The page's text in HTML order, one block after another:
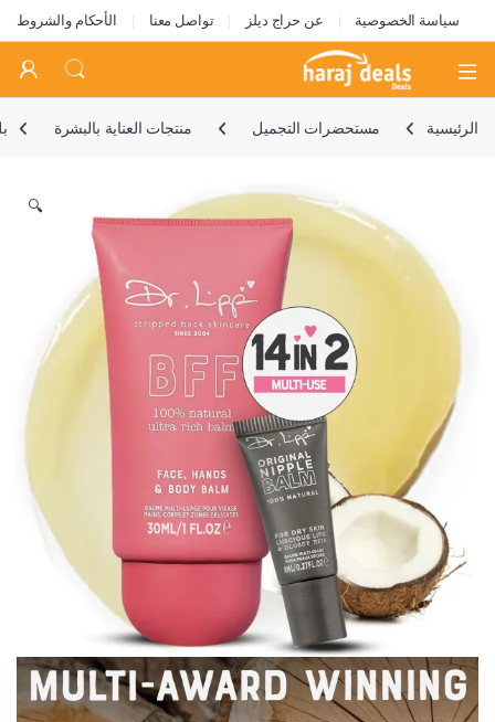
سياسة الخصوصية عن حراج ديلز تواصل معنا الأحكام والشروط
Open
الرئيسية مستحضرات التجميل منتجات العناية بالبشرة
🔍